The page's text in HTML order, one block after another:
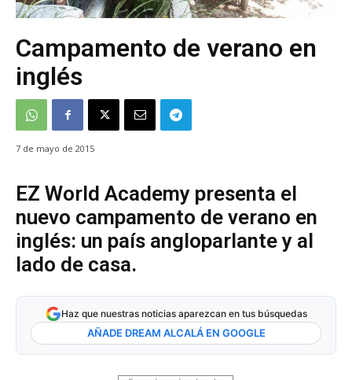
Campamento de verano en
inglés
7 de mayo de 2015
EZ World Academy presenta el
nuevo campamento de verano en
inglés: un país angloparlante y al
lado de casa.
Haz que nuestras noticias aparezcan en tus búsquedas
AÑADE DREAM ALCALÁ EN GOOGLE